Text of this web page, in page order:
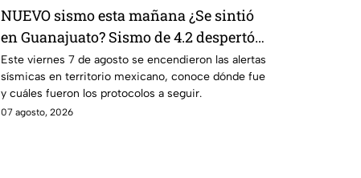
NUEVO sismo esta mañana ¿Se sintió
en Guanajuato? Sismo de 4.2 despertó
con alertas en México
Este viernes 7 de agosto se encendieron las alertas
sísmicas en territorio mexicano, conoce dónde fue
y cuáles fueron los protocolos a seguir.
07 agosto, 2026